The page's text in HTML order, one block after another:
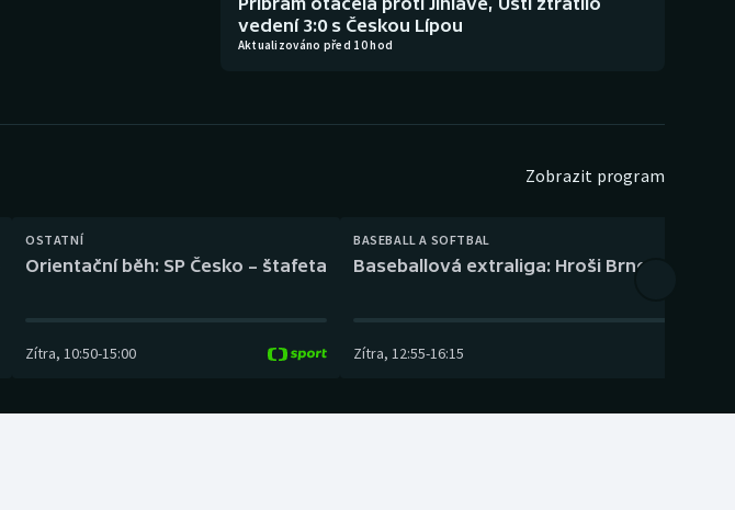
vedení 3:0 s Českou Lípou
Aktualizováno před 10 hod
Zobrazit program
OSTATNÍ
Orientační běh: SP Česko – štafeta
Zítra, 10:50-15:00
BASEBALL A SOFTBAL
Baseballová extraliga: Hroši Brno – Eagles
Zítra, 12:55-16:15